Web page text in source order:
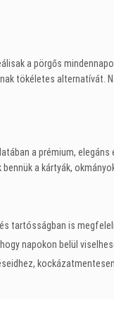
a pörgős
tökéletes alternatívát.
a prémium, elegáns
a kártyák,
tartósságban is
napokon belül